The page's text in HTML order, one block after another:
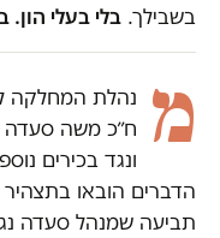
בשבילך. בלי בעלי הון.
מ
נהלת המחלקה
ח״כ משה סעדה
ונגד בכירים
הדברים הובאו
תביעה שמנהל סעדה